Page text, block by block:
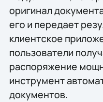
оригинал
его и передает
клиентское
пользователи
распоряжение
инструмент
документов.